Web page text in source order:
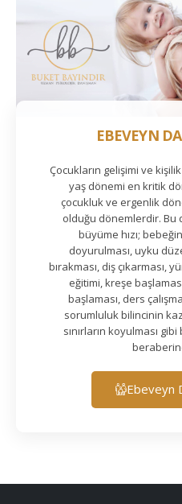
EBEVEYN
Çocukların gelişimi ve
yaş dönemi en kritik
çocukluk ve ergenlik
olduğu dönemlerdir. Bu
büyüme hızı;
doyurulması, uyku
bırakması, diş çıkarması,
eğitimi, kreşe
başlaması, ders
sorumluluk bilincinin
sınırların koyulması
Ebeveyn